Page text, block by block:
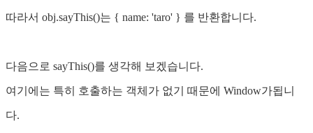
따라서 obj.sayThis()는 { name: 'taro' } 를 반환합니다.
다음으로 sayThis()를 생각해 보겠습니다.
여기에는 특히 호출하는 객체가 없기 때문에 Window가됩니
다.